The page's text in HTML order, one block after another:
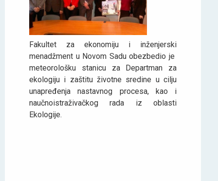
Fakultet za ekonomiju i inženjerski
menadžment u Novom Sadu obezbedio je
meteorološku stanicu za Departman za
ekologiju i zaštitu životne sredine u cilju
unapređenja nastavnog procesa, kao i
naučnoistraživačkog rada iz oblasti
Ekologije.